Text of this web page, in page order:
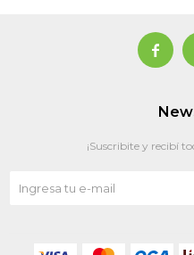

¡Suscribite y recibí